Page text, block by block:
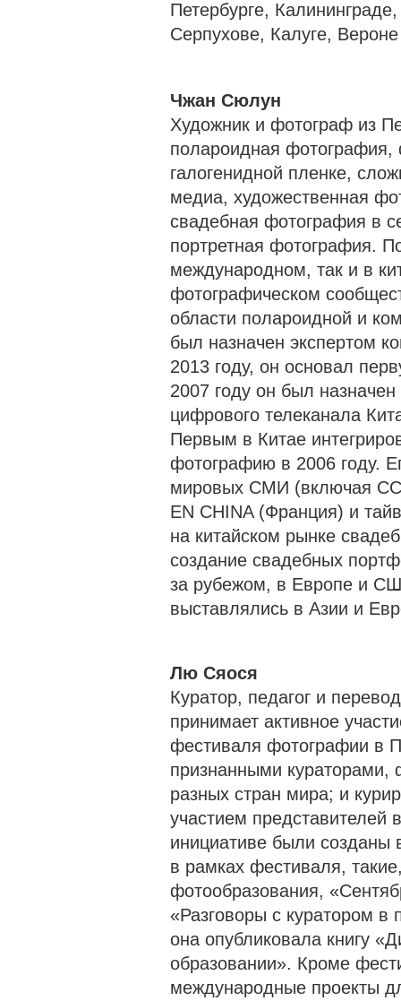
Петербурге,
Серпухове, Калуге,
Чжан Сюлун
Художник и фотограф из
полароидная фотография,
галогенидной пленке,
медиа, художественная
свадебная фотография в
портретная фотография.
международном, так и в
фотографическом
области полароидной и
был назначен экспертом
2013 году, он основал
2007 году он был
цифрового телеканала
Первым в Китае
фотографию в 2006 году.
мировых СМИ (включая
EN CHINA (Франция) и
на китайском рынке
создание свадебных
за рубежом, в Европе и
выставлялись в Азии и
Лю Сяося
Куратор, педагог и
принимает активное
фестиваля фотографии в
признанными кураторами,
разных стран мира; и
участием представителей
инициативе были
в рамках фестиваля,
фотообразования,
«Разговоры с куратором в
она опубликовала книгу
образовании». Кроме
международные проекты